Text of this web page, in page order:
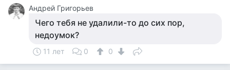
Андрей Григорьев
Чего тебя не удалили-то до сих пор,
недоумок?
11 лет 0 0